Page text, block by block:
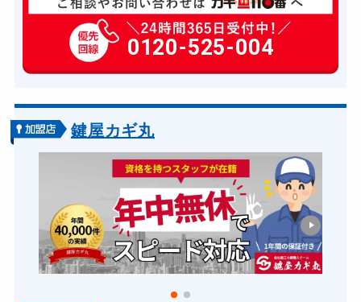
玄関カギ修理 6,600円～(税込)
玄関カギ作成 14,300円～(税込)
玄関カギ交換 14,300円～(税込)
バイクカギ開け
バイクカギ作成 16,500円～(税込)
金庫カギ開け 14,300円～(税込)
金庫カギ修理 11,000円～(税込)
金庫カギ交換 11,000円～(税込)
0120-525-004
鍵屋カギ丸